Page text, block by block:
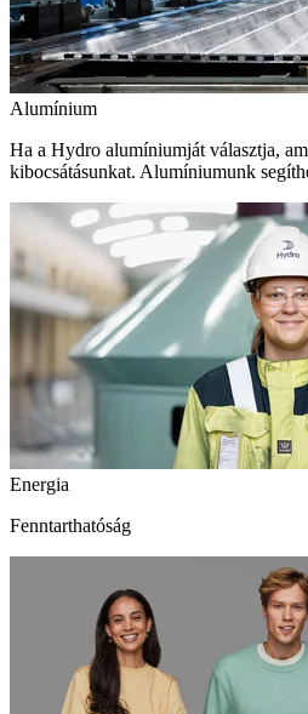
Alumínium
Ha a Hydro alumíniumját választja,
kibocsátásunkat. Alumíniumunk
Energia
Fenntarthatóság